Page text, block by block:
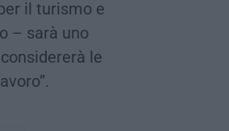
il turismo e
– sarà uno
le